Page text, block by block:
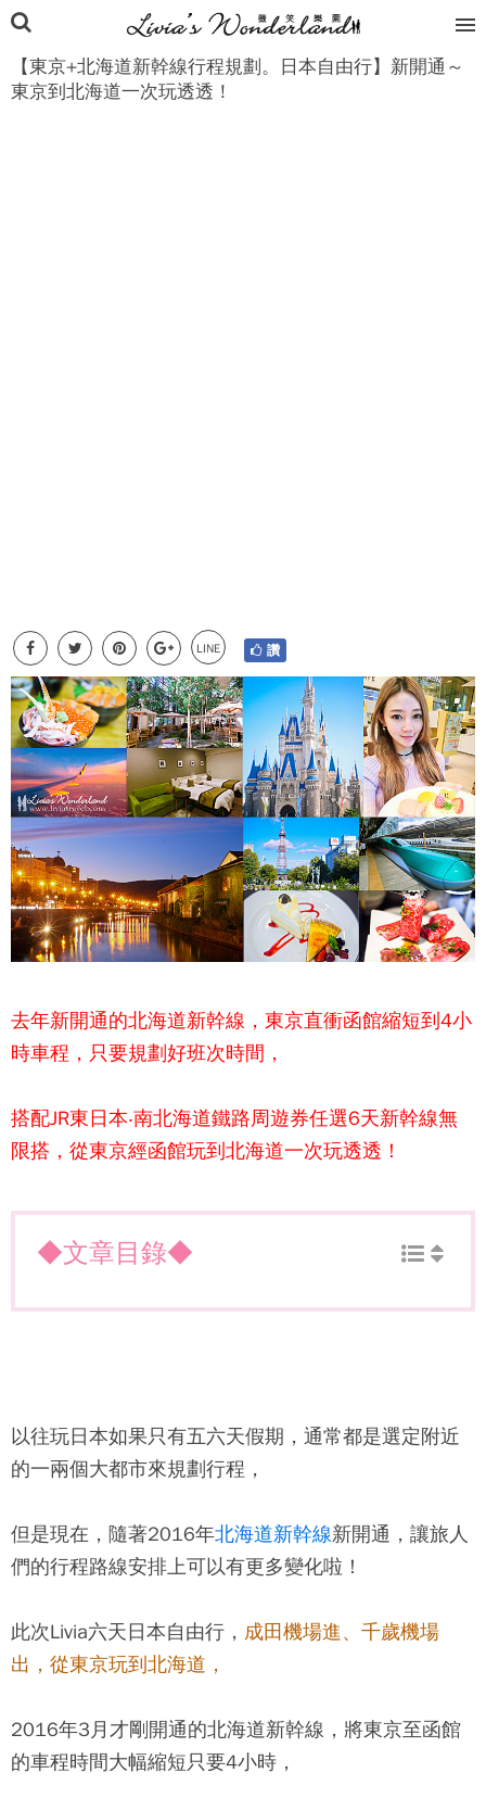
【東京+北海道新幹線行程規劃。日本自由行】新開通～
東京到北海道一次玩透透！
LINE 讚
去年新開通的北海道新幹線 ，東京直衝函館縮短到4小
時車程，只要規劃好班次時間，
搭配JR東日本‧南北海道鐵路周遊券任選6天新幹線無
限搭，從東京經函館玩到北海道一次玩透透！
◆文章目錄◆
以往玩日本如果只有五六天假期，通常都是選定附近
的一兩個大都市來規劃行程，
但是現在，隨著2016年北海道新幹線新開通，讓旅人
們的行程路線安排上可以有更多變化啦！
此次Livia六天日本自由行， 成田機場進、千歲機場
出，從東京玩到北海道，
2016年3月才剛開通的北海道新幹線，將東京至函館
的車程時間大幅縮短只要4小時，